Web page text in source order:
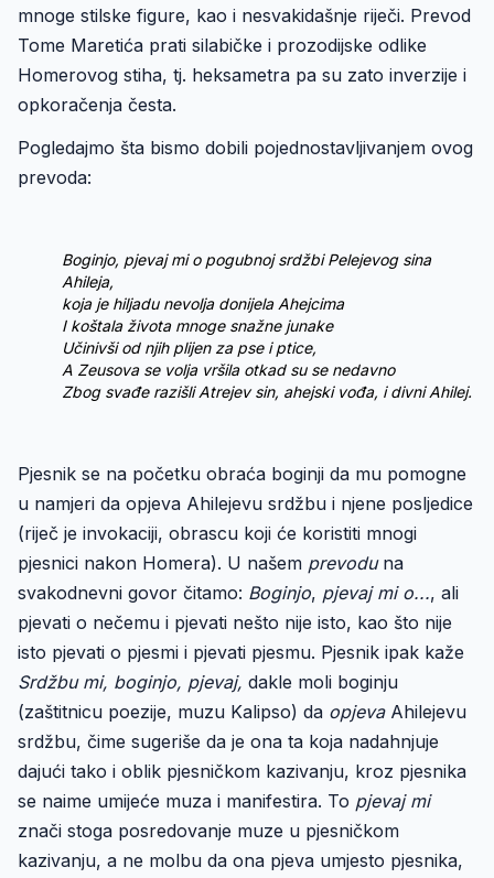
mnoge stilske figure, kao i nesvakidašnje riječi. Prevod
Tome Maretića prati silabičke i prozodijske odlike
Homerovog stiha, tj. heksametra pa su zato inverzije i
opkoračenja česta.
Pogledajmo šta bismo dobili pojednostavljivanjem ovog
prevoda:
Boginjo, pjevaj mi o pogubnoj srdžbi Pelejevog sina
Ahileja,
koja je hiljadu nevolja donijela Ahejcima
I koštala života mnoge snažne junake
Učinivši od njih plijen za pse i ptice,
A Zeusova se volja vršila otkad su se nedavno
Zbog svađe razišli Atrejev sin, ahejski vođa, i divni Ahilej.
Pjesnik se na početku obraća boginji da mu pomogne
u namjeri da opjeva Ahilejevu srdžbu i njene posljedice
(riječ je invokaciji, obrascu koji će koristiti mnogi
pjesnici nakon Homera). U našem prevoduna
svakodnevni govor čitamo: Boginjo, pjevaj mi o..., ali
pjevati o nečemu i pjevati nešto nije isto, kao što nije
isto pjevati o pjesmi i pjevati pjesmu. Pjesnik ipak kaže
Srdžbu mi, boginjo, pjevaj, dakle moli boginju
(zaštitnicu poezije, muzu Kalipso) da opjevaAhilejevu
srdžbu, čime sugeriše da je ona ta koja nadahnjuje
dajući tako i oblik pjesničkom kazivanju, kroz pjesnika
se naime umijeće muza i manifestira. To pjevaj mi
znači stoga posredovanje muze u pjesničkom
kazivanju, a ne molbu da ona pjeva umjesto pjesnika,